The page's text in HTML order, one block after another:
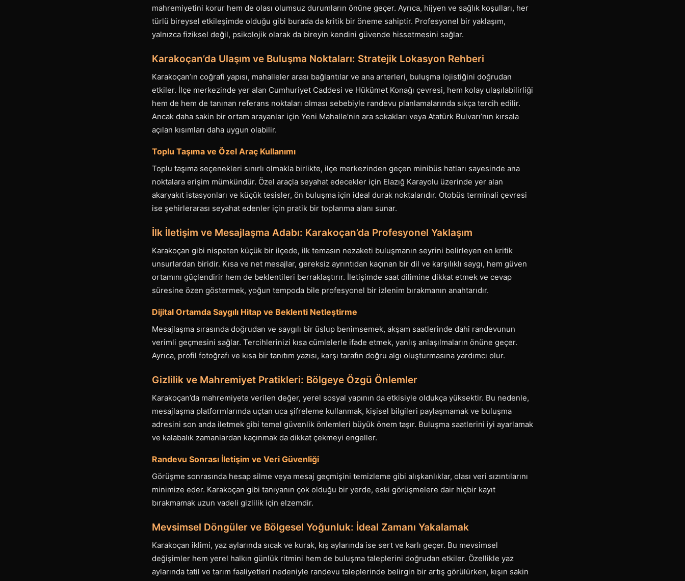
mahremiyetini korur hem de olası olumsuz durumların önüne geçer. Ayrıca, hijyen ve sağlık koşulları, her
türlü bireysel etkileşimde olduğu gibi burada da kritik bir öneme sahiptir. Profesyonel bir yaklaşım,
yalnızca fiziksel değil, psikolojik olarak da bireyin kendini güvende hissetmesini sağlar.
Karakoçan’da Ulaşım ve Buluşma Noktaları: Stratejik Lokasyon Rehberi
Karakoçan’ın coğrafi yapısı, mahalleler arası bağlantılar ve ana arterleri, buluşma lojistiğini doğrudan
etkiler. İlçe merkezinde yer alan Cumhuriyet Caddesi ve Hükümet Konağı çevresi, hem kolay ulaşılabilirliği
hem de hem de tanınan referans noktaları olması sebebiyle randevu planlamalarında sıkça tercih edilir.
Ancak daha sakin bir ortam arayanlar için Yeni Mahalle’nin ara sokakları veya Atatürk Bulvarı’nın kırsala
açılan kısımları daha uygun olabilir.
Toplu Taşıma ve Özel Araç Kullanımı
Toplu taşıma seçenekleri sınırlı olmakla birlikte, ilçe merkezinden geçen minibüs hatları sayesinde ana
noktalara erişim mümkündür. Özel araçla seyahat edecekler için Elazığ Karayolu üzerinde yer alan
akaryakıt istasyonları ve küçük tesisler, ön buluşma için ideal durak noktalarıdır. Otobüs terminali çevresi
ise şehirlerarası seyahat edenler için pratik bir toplanma alanı sunar.
İlk İletişim ve Mesajlaşma Adabı: Karakoçan’da Profesyonel Yaklaşım
Karakoçan gibi nispeten küçük bir ilçede, ilk temasın nezaketi buluşmanın seyrini belirleyen en kritik
unsurlardan biridir. Kısa ve net mesajlar, gereksiz ayrıntıdan kaçınan bir dil ve karşılıklı saygı, hem güven
ortamını güçlendirir hem de beklentileri berraklaştırır. İletişimde saat dilimine dikkat etmek ve cevap
süresine özen göstermek, yoğun tempoda bile profesyonel bir izlenim bırakmanın anahtarıdır.
Dijital Ortamda Saygılı Hitap ve Beklenti Netleştirme
Mesajlaşma sırasında doğrudan ve saygılı bir üslup benimsemek, akşam saatlerinde dahi randevunun
verimli geçmesini sağlar. Tercihlerinizi kısa cümlelerle ifade etmek, yanlış anlaşılmaların önüne geçer.
Ayrıca, profil fotoğrafı ve kısa bir tanıtım yazısı, karşı tarafın doğru algı oluşturmasına yardımcı olur.
Gizlilik ve Mahremiyet Pratikleri: Bölgeye Özgü Önlemler
Karakoçan’da mahremiyete verilen değer, yerel sosyal yapının da etkisiyle oldukça yüksektir. Bu nedenle,
mesajlaşma platformlarında uçtan uca şifreleme kullanmak, kişisel bilgileri paylaşmamak ve buluşma
adresini son anda iletmek gibi temel güvenlik önlemleri büyük önem taşır. Buluşma saatlerini iyi ayarlamak
ve kalabalık zamanlardan kaçınmak da dikkat çekmeyi engeller.
Randevu Sonrası İletişim ve Veri Güvenliği
Görüşme sonrasında hesap silme veya mesaj geçmişini temizleme gibi alışkanlıklar, olası veri sızıntılarını
minimize eder. Karakoçan gibi tanıyanın çok olduğu bir yerde, eski görüşmelere dair hiçbir kayıt
bırakmamak uzun vadeli gizlilik için elzemdir.
Mevsimsel Döngüler ve Bölgesel Yoğunluk: İdeal Zamanı Yakalamak
Karakoçan iklimi, yaz aylarında sıcak ve kurak, kış aylarında ise sert ve karlı geçer. Bu mevsimsel
değişimler hem yerel halkın günlük ritmini hem de buluşma taleplerini doğrudan etkiler. Özellikle yaz
aylarında tatil ve tarım faaliyetleri nedeniyle randevu taleplerinde belirgin bir artış görülürken, kışın sakin